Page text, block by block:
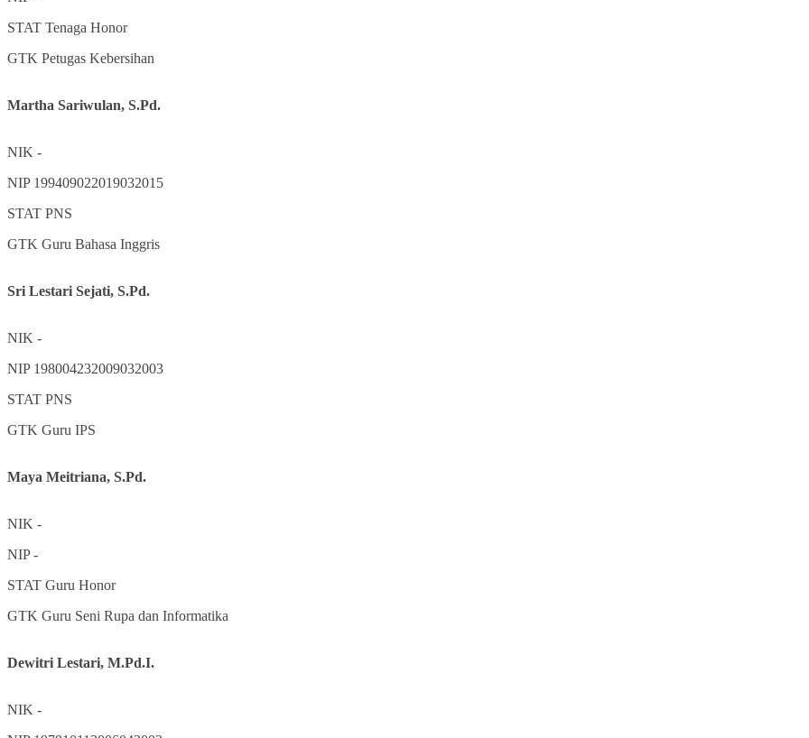
STAT Tenaga Honor
GTK Petugas Kebersihan
Martha Sariwulan, S.Pd.
NIK -
NIP 199409022019032015
STAT PNS
GTK Guru Bahasa Inggris
Sri Lestari Sejati, S.Pd.
NIK -
NIP 198004232009032003
STAT PNS
GTK Guru IPS
Maya Meitriana, S.Pd.
NIK -
NIP-
STAT Guru Honor
GTK Guru Seni Rupa dan Informatika
Dewitri Lestari, M.Pd.I.
NIK -